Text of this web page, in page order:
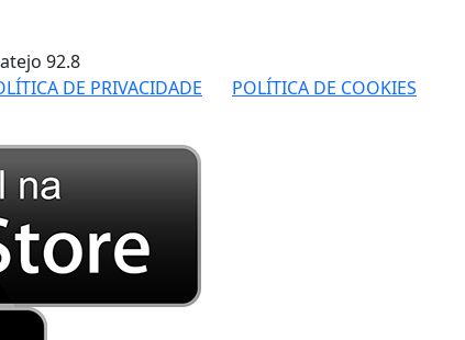
92.8
DE PRIVACIDADE
POLÍTICA DE COOKIES